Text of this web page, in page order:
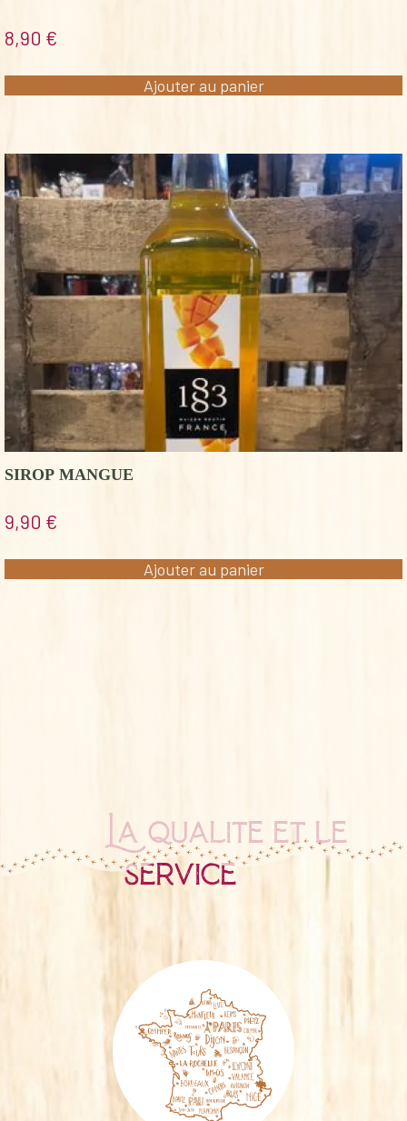
8,90 €
Ajouter au panier
SIROP MANGUE
9,90 €
Ajouter au panier
La qualité et le
service